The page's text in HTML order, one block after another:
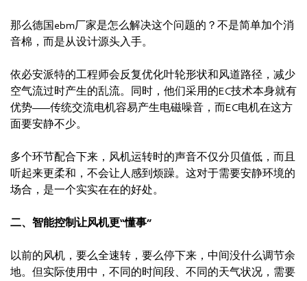
那么德国ebm厂家是怎么解决这个问题的？不是简单加个消
音棉，而是从设计源头入手。
依必安派特的工程师会反复优化叶轮形状和风道路径，减少
空气流过时产生的乱流。同时，他们采用的EC技术本身就有
优势——传统交流电机容易产生电磁噪音，而EC电机在这方
面要安静不少。
多个环节配合下来，风机运转时的声音不仅分贝值低，而且
听起来更柔和，不会让人感到烦躁。这对于需要安静环境的
场合，是一个实实在在的好处。
二、智能控制让风机更“懂事”
以前的风机，要么全速转，要么停下来，中间没什么调节余
地。但实际使用中，不同的时间段、不同的天气状况，需要